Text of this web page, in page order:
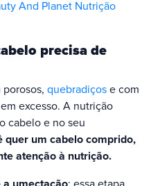
And Planet Nutrição
precisa de
quebradiços e com
excesso. A nutrição
cabelo e no seu
quer um cabelo comprido,
atenção à nutrição.